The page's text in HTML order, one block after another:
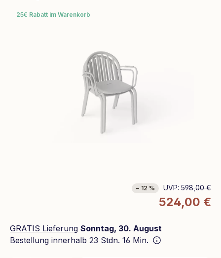
25€ Rabatt im Warenkorb
− 12 % UVP: 598,00 €
524,00 €
GRATIS Lieferung Sonntag, 30. August
Bestellung innerhalb 23 Stdn. 16 Min.